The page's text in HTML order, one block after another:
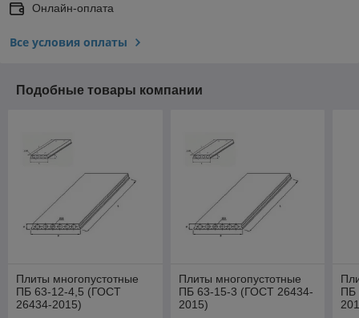
Онлайн-оплата
Все условия оплаты
Подобные товары компании
Плиты многопустотные
ПБ 63-12-4,5 (ГОСТ
26434-2015)
Плиты многопустотные
ПБ 63-15-3 (ГОСТ 26434-
2015)
ПБ